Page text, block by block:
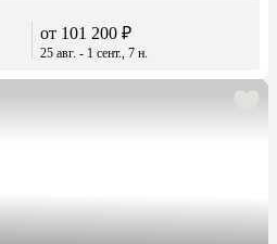
от 101 200 ₽
25 авг. - 1 сент., 7 н.